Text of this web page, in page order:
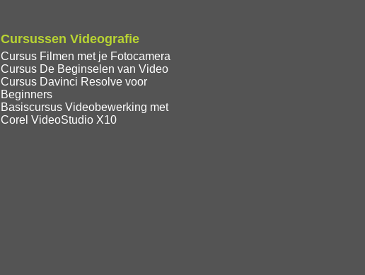
Cursussen Videografie
Cursus Filmen met je Fotocamera
Cursus De Beginselen van Video
Cursus Davinci Resolve voor
Beginners
Basiscursus Videobewerking met
Corel VideoStudio X10